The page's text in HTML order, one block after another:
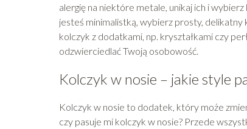
alergię na niektóre metale, unikaj ich i
jesteś minimalistką, wybierz prosty,
kolczyk z dodatkami, np. kryształkami czy
odzwierciedlać Twoją osobowość.
Kolczyk w nosie – jakie style
Kolczyk w nosie to dodatek, który może
czy pasuje mi kolczyk w nosie? Przede